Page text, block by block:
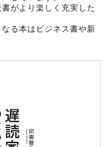
がより楽しく充実した
る本はビジネス書や新